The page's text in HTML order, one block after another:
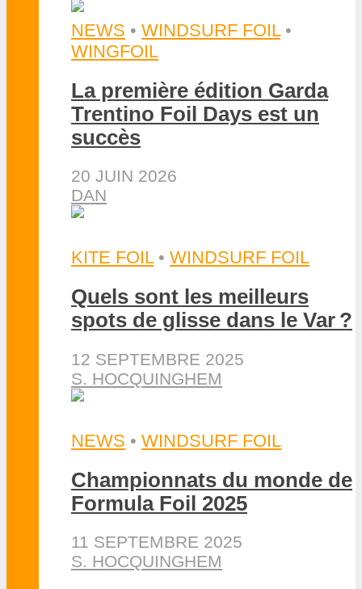
NEWS • WINDSURF FOIL •
WINGFOIL
La première édition Garda
Trentino Foil Days est un
succès
20 JUIN 2026
DAN
KITE FOIL • WINDSURF FOIL
Quels sont les meilleurs
spots de glisse dans le Var ?
12 SEPTEMBRE 2025
S. HOCQUINGHEM
NEWS • WINDSURF FOIL
Championnats du monde de
Formula Foil 2025
11 SEPTEMBRE 2025
S. HOCQUINGHEM